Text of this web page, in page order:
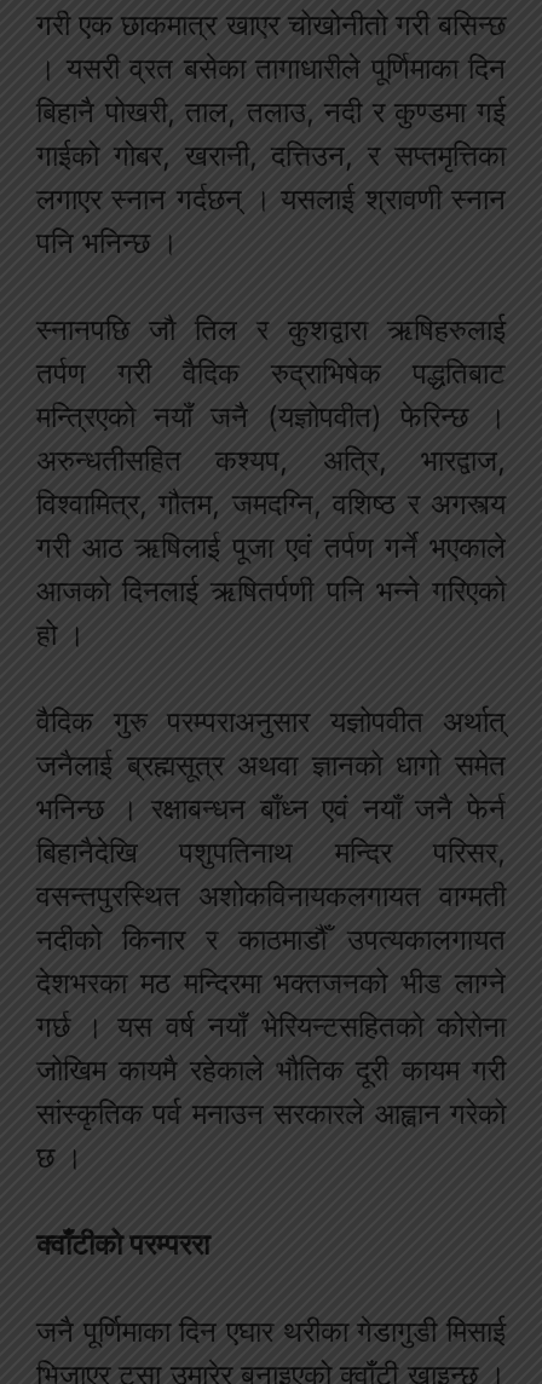
गरी एक छाकमात्र खाएर चोखोनीतो गरी बसिन्छ
। यसरी व्रत बसेका तागाधारीले पूर्णिमाका दिन
बिहानै पोखरी, ताल, तलाउ, नदी र कुण्डमा गई
गाईको गोबर, खरानी, दत्तिउन, र सप्तमृत्तिका
लगाएर स्नान गर्दछन् । यसलाई श्रावणी स्नान
पनि भनिन्छ ।
स्नानपछि जौ तिल र कुशद्वारा ऋषिहरुलाई
तर्पण गरी वैदिक रुद्राभिषेक पद्धतिबाट
मन्त्रिएको नयाँ जनै (यज्ञोपवीत) फेरिन्छ ।
अरुन्धतीसहित कश्यप, अत्रि, भारद्वाज,
विश्वामित्र, गौतम, जमदग्नि, वशिष्ठ र अगस्त्य
गरी आठ ऋषिलाई पूजा एवं तर्पण गर्ने भएकाले
आजको दिनलाई ऋषितर्पणी पनि भन्ने गरिएको
हो ।
वैदिक गुरु परम्पराअनुसार यज्ञोपवीत अर्थात्
जनैलाई ब्रह्मसूत्र अथवा ज्ञानको धागो समेत
भनिन्छ । रक्षाबन्धन बाँध्न एवं नयाँ जनै फेर्न
बिहानैदेखि पशुपतिनाथ मन्दिर परिसर,
वसन्तपुरस्थित अशोकविनायकलगायत वाग्मती
नदीको किनार र काठमाडौँ उपत्यकालगायत
देशभरका मठ मन्दिरमा भक्तजनको भीड लाग्ने
गर्छ । यस वर्ष नयाँ भेरियन्टसहितको कोरोना
जोखिम कायमै रहेकाले भौतिक दूरी कायम गरी
सांस्कृतिक पर्व मनाउन सरकारले आह्वान गरेको
छ ।
क्वाँटीको परम्पररा
जनै पूर्णिमाका दिन एघार थरीका गेडागुडी मिसाई
भिजाएर टुसा उमारेर बनाइएको क्वाँटी खाइन्छ ।